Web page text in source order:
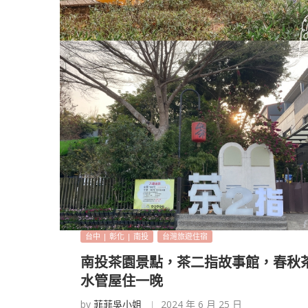
台中 | 彰化 | 南投 台灣旅遊住宿
南投茶園景點，茶二指故事館，春秋
水管屋住一晚
by 菲菲吳小姐 2024 年 6 月 25 日